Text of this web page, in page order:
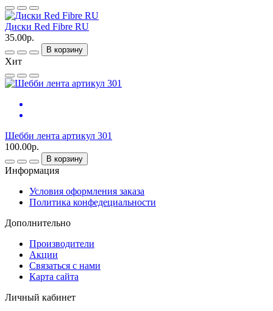
Диски Red Fibre RU
35.00р.
В корзину
Хит
Шебби лента артикул 301
100.00р.
В корзину
Информация
Условия оформления заказа
Политика конфедециальности
Дополнительно
Производители
Акции
Связаться с нами
Карта сайта
Личный кабинет